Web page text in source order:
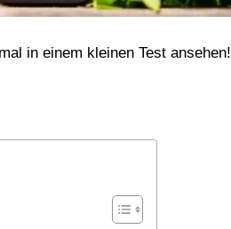
in einem kleinen Test ansehen!